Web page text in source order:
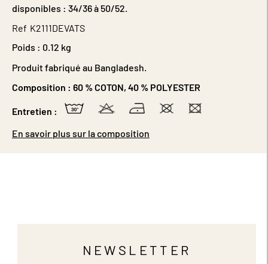
disponibles : 34/36 à 50/52.
Ref K2111DEVATS
Poids : 0.12 kg
Produit fabriqué au Bangladesh.
Composition : 60 % COTON, 40 % POLYESTER
Entretien :
En savoir plus sur la composition
NEWSLETTER